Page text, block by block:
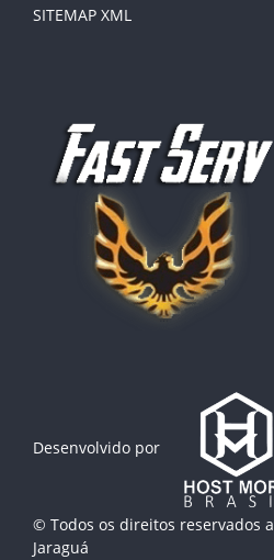
SITEMAP XML
Desenvolvido por
© Todos os direitos reservados a
Jaraguá